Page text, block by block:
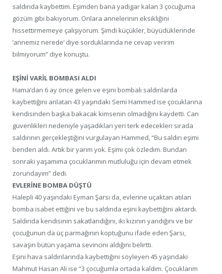
saldırıda kaybettim. Eşimden bana yadigar kalan 3 çocuğuma
gözüm gibi bakıyorum. Onlara annelerinin eksikliğini
hissettirmemeye çalışıyorum. Şimdi küçükler, büyüdüklerinde
‘annemiz nerede’ diye sorduklarında ne cevap veririm
bilmiyorum” diye konuştu.
EŞİNİ VARİL BOMBASI ALDI
Hama’dan 6 ay önce gelen ve eşini bombalı saldırılarda
kaybettiğini anlatan 43 yaşındaki Semi Hammed ise çocuklarına
kendisinden başka bakacak kimsenin olmadığını kaydetti. Can
güvenlikleri nedeniyle yaşadıkları yeri terk edecekleri sırada
saldırının gerçekleştiğini vurgulayan Hammed, “Bu saldırı eşimi
benden aldı. Artık bir yarım yok. Eşimi çok özledim. Bundan
sonraki yaşamıma çocuklarımın mutluluğu için devam etmek
zorundayım” dedi.
EVLERİNE BOMBA DÜŞTÜ
Halepli 40 yaşındaki Eyman Şarsı da, evlerine uçaktan atılan
bomba isabet ettiğini ve bu saldırıda eşini kaybettiğini aktardı.
Saldırıda kendisinin sakatlandığını, iki kızının yandığını ve bir
çocuğunun da üç parmağının koptuğunu ifade eden Şarsı,
savaşın bütün yaşama sevincini aldığını belirtti.
Eşini hava saldırılarında kaybettiğini söyleyen 45 yaşındaki
Mahmut Hasan Ali ise “3 çocuğumla ortada kaldım. Çocuklarım